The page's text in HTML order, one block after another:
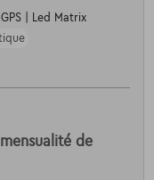
| Led Matrix
de